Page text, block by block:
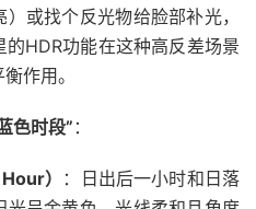
或找个反光物给脸部补光，
HDR功能在这种高反差场景
作用。
色时段” ：
）
：日出后一小时和日落